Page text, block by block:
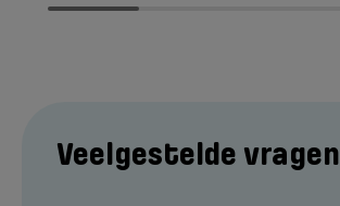
Veelgestelde vragen